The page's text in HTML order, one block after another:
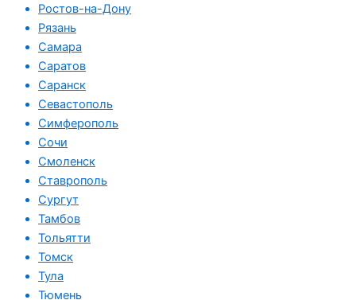
Ростов-на-Дону
Рязань
Самара
Саратов
Саранск
Севастополь
Симферополь
Сочи
Смоленск
Ставрополь
Сургут
Тамбов
Тольятти
Томск
Тула
Тюмень